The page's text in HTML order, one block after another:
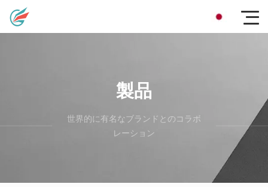
製品
世界的に有名なブランドとのコラボ
レーション